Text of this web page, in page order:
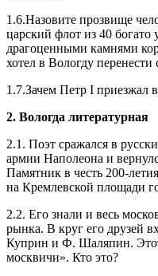
1.6.Назовите прозвище
царский флот из 40
драгоценными камнями
хотел в Вологду перенести
1.7.Зачем Петр I приезжал
2. Вологда литературная
2.1. Поэт сражался в
армии Наполеона и
Памятник в честь 200-
на Кремлевской площади
2.2. Его знали и весь
рынка. В круг его друзей
Куприн и Ф. Шаляпин.
москвичи». Кто это?